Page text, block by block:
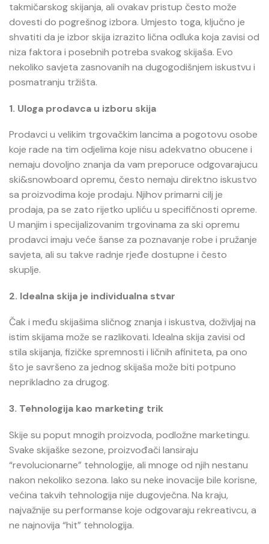
takmičarskog skijanja, ali ovakav pristup često može
dovesti do pogrešnog izbora. Umjesto toga, ključno je
shvatiti da je izbor skija izrazito lična odluka koja zavisi od
niza faktora i posebnih potreba svakog skijaša. Evo
nekoliko savjeta zasnovanih na dugogodišnjem iskustvu i
posmatranju tržišta.
1. Uloga prodavca u izboru skija
Prodavci u velikim trgovačkim lancima a pogotovu osobe
koje rade na tim odjelima koje nisu adekvatno obucene i
nemaju dovoljno znanja da vam preporuce odgovarajucu
ski&snowboard opremu, često nemaju direktno iskustvo
sa proizvodima koje prodaju. Njihov primarni cilj je
prodaja, pa se zato rijetko upliću u specifičnosti opreme.
U manjim i specijalizovanim trgovinama za ski opremu
prodavci imaju veće šanse za poznavanje robe i pružanje
savjeta, ali su takve radnje rjeđe dostupne i često
skuplje.
2. Idealna skija je individualna stvar
Čak i među skijašima sličnog znanja i iskustva, doživljaj na
istim skijama može se razlikovati. Idealna skija zavisi od
stila skijanja, fizičke spremnosti i ličnih afiniteta, pa ono
što je savršeno za jednog skijaša može biti potpuno
neprikladno za drugog.
3. Tehnologija kao marketing trik
Skije su poput mnogih proizvoda, podložne marketingu.
Svake skijaške sezone, proizvođači lansiraju
“revolucionarne” tehnologije, ali mnoge od njih nestanu
nakon nekoliko sezona. Iako su neke inovacije bile korisne,
većina takvih tehnologija nije dugovječna. Na kraju,
najvažnije su performanse koje odgovaraju rekreativcu, a
ne najnovija “hit” tehnologija.